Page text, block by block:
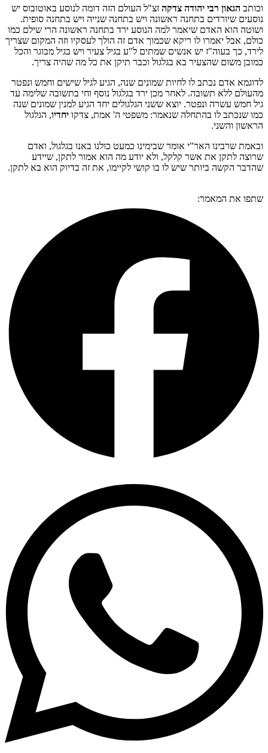
וכותב הגאון רבי יהודה צדקה זצ"ל העולם הזה דומה לנוסע באוטובוס יש
נוסעים שיורדים בתחנה ראשונה ויש בתחנה שנייה ויש בתחנה סופית.
ושוטה הוא האדם שיאמר למה הנוסע ירד בתחנה ראשונה הרי שילם כמו
כולם, אבל יאמרו לו ריקא שכמוך אדם זה הולך לעסקיו וזה המקום שצריך
לירד, כך בעוה"ז יש אנשים שמתים ל"ע בגיל צעיר ויש בגיל מבוגר והכל
כמובן משום שהצעיר בא בגלגול וכבר תיקן את כל מה שהיה צריך.
לדוגמא אדם נכתב לו לחיות שמונים שנה, הגיע לגיל שישים וחמש ונפטר
מהעולם ללא תשובה. לאחר מכן ירד בגלגול נוסף וחי בתשובה שלימה עד
גיל חמש עשרה ונפטר. יוצא ששני הגלגולים יחד הגיע למנין שמונים שנה
כמו שנכתב לו בהתחלה שנאמר: משפטי ה' אמת, צדקו יחדיו, הגלגול
הראשון והשני.
ובאמת שרבינו האר"י אומר שבימינו כמעט כולנו באנו בגלגול, ואדם
שרוצה לתקן את אשר קלקל, ולא יודע מה הוא אמור לתקן, שיידע
שהדבר הקשה ביותר שיש לו בו קושי לקיימו, את זה בדיוק הוא בא לתקן.
שתפו את המאמר: